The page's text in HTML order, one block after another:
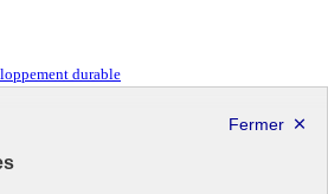
durable